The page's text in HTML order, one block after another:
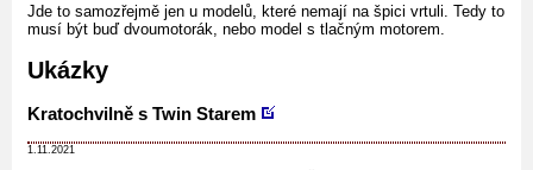
Jde to samozřejmě jen u modelů, které nemají na špici vrtuli. Tedy to
musí být buď dvoumotorák, nebo model s tlačným motorem.
Ukázky
Kratochvilně s Twin Starem
1.11.2021